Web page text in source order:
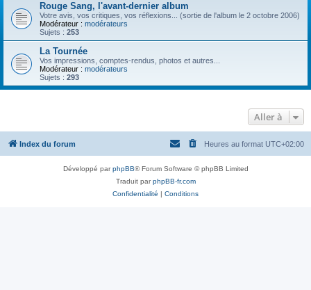
r
Rouge Sang, l'avant-dernier album
Votre avis, vos critiques, vos réflexions... (sortie de l'album le 2 octobre 2006)
Modérateur : modérateurs
Sujets : 253
La Tournée
Vos impressions, comptes-rendus, photos et autres...
Modérateur : modérateurs
Sujets : 293
Aller à
Index du forum Heures au format UTC+02:00
Développé parphpBB® Forum Software © phpBB Limited
Traduit parphpBB-fr.com
Confidentialité | Conditions